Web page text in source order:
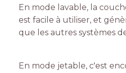
En mode lavable, la
est facile à utiliser, et
que les autres systèmes
En mode jetable, c'est